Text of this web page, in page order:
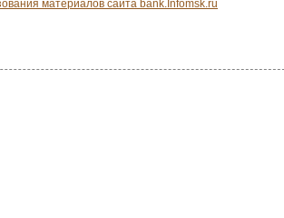
материалов сайта bank.Infomsk.ru